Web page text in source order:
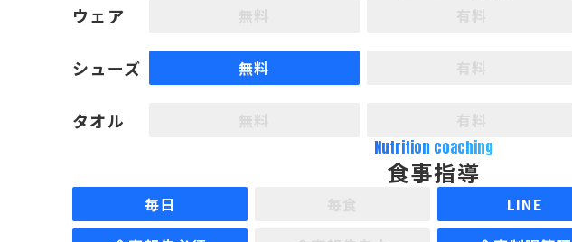
ウェア
シューズ 無料
タオル
Nutrition coaching
食事指導
毎日 LINE